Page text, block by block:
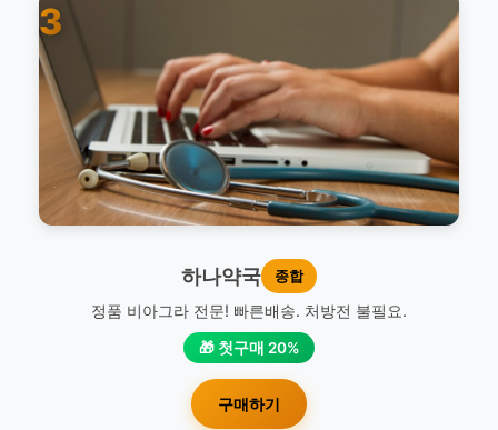
3
하나약국 종합
정품 비아그라 전문! 빠른배송. 처방전 불필요.
🎁 첫구매 20%
구매하기